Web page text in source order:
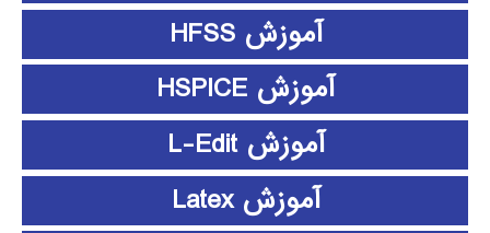
آموزش HFSS
آموزش HSPICE
آموزش L-Edit
آموزش Latex